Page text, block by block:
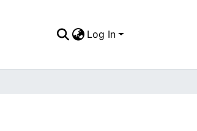
Log In